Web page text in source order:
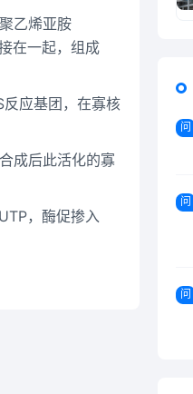
乙烯亚胺
在一起，组成
应基团，在寡核
成后此活化的寡
，酶促掺入
问
问
问